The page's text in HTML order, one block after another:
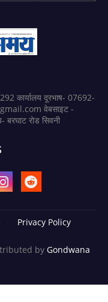
कार्यालय दूरभाष- 07692-
वेबसाइट -
रोड सिवनी
Privacy Policy
by Gondwana